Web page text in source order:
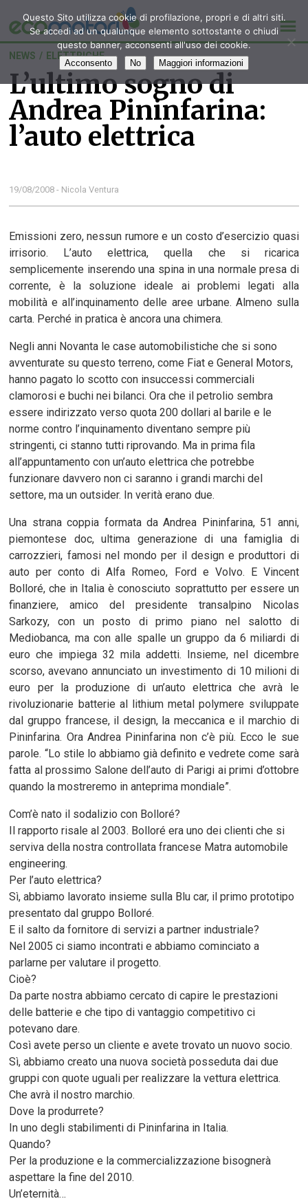
NEWS / ELETTRICHE
L’ultimo sogno di
Andrea Pininfarina:
l’auto elettrica
19/08/2008 - Nicola Ventura
Emissioni zero, nessun rumore e un costo d’esercizio quasi
irrisorio. L’auto elettrica, quella che si ricarica
semplicemente inserendo una spina in una normale presa di
corrente, è la soluzione ideale ai problemi legati alla
mobilità e all’inquinamento delle aree urbane. Almeno sulla
carta. Perché in pratica è ancora una chimera.
Negli anni Novanta le case automobilistiche che si sono
avventurate su questo terreno, come Fiat e General Motors,
hanno pagato lo scotto con insuccessi commerciali
clamorosi e buchi nei bilanci. Ora che il petrolio sembra
essere indirizzato verso quota 200 dollari al barile e le
norme contro l’inquinamento diventano sempre più
stringenti, ci stanno tutti riprovando. Ma in prima fila
all’appuntamento con un’auto elettrica che potrebbe
funzionare davvero non ci saranno i grandi marchi del
settore, ma un outsider. In verità erano due.
Una strana coppia formata da Andrea Pininfarina, 51 anni,
piemontese doc, ultima generazione di una famiglia di
carrozzieri, famosi nel mondo per il design e produttori di
auto per conto di Alfa Romeo, Ford e Volvo. E Vincent
Bolloré, che in Italia è conosciuto soprattutto per essere un
finanziere, amico del presidente transalpino Nicolas
Sarkozy, con un posto di primo piano nel salotto di
Mediobanca, ma con alle spalle un gruppo da 6 miliardi di
euro che impiega 32 mila addetti. Insieme, nel dicembre
scorso, avevano annunciato un investimento di 10 milioni di
euro per la produzione di un’auto elettrica che avrà le
rivoluzionarie batterie al lithium metal polymere sviluppate
dal gruppo francese, il design, la meccanica e il marchio di
Pininfarina. Ora Andrea Pininfarina non c’è più. Ecco le sue
parole. “Lo stile lo abbiamo già definito e vedrete come sarà
fatta al prossimo Salone dell’auto di Parigi ai primi d’ottobre
quando la mostreremo in anteprima mondiale”.
Com’è nato il sodalizio con Bolloré?
Il rapporto risale al 2003. Bolloré era uno dei clienti che si
serviva della nostra controllata francese Matra automobile
engineering.
Per l’auto elettrica?
Sì, abbiamo lavorato insieme sulla Blu car, il primo prototipo
presentato dal gruppo Bolloré.
E il salto da fornitore di servizi a partner industriale?
Nel 2005 ci siamo incontrati e abbiamo cominciato a
parlarne per valutare il progetto.
Cioè?
Da parte nostra abbiamo cercato di capire le prestazioni
delle batterie e che tipo di vantaggio competitivo ci
potevano dare.
Così avete perso un cliente e avete trovato un nuovo socio.
Sì, abbiamo creato una nuova società posseduta dai due
gruppi con quote uguali per realizzare la vettura elettrica.
Che avrà il nostro marchio.
Dove la produrrete?
In uno degli stabilimenti di Pininfarina in Italia.
Quando?
Per la produzione e la commercializzazione bisognerà
aspettare la fine del 2010.
Un’eternità…
Questo Sito utilizza cookie di profilazione, propri e di altri siti.
Se accedi ad un qualunque elemento sottostante o chiudi
questo banner, acconsenti all'uso dei cookie.
Acconsento No Maggiori informazioni